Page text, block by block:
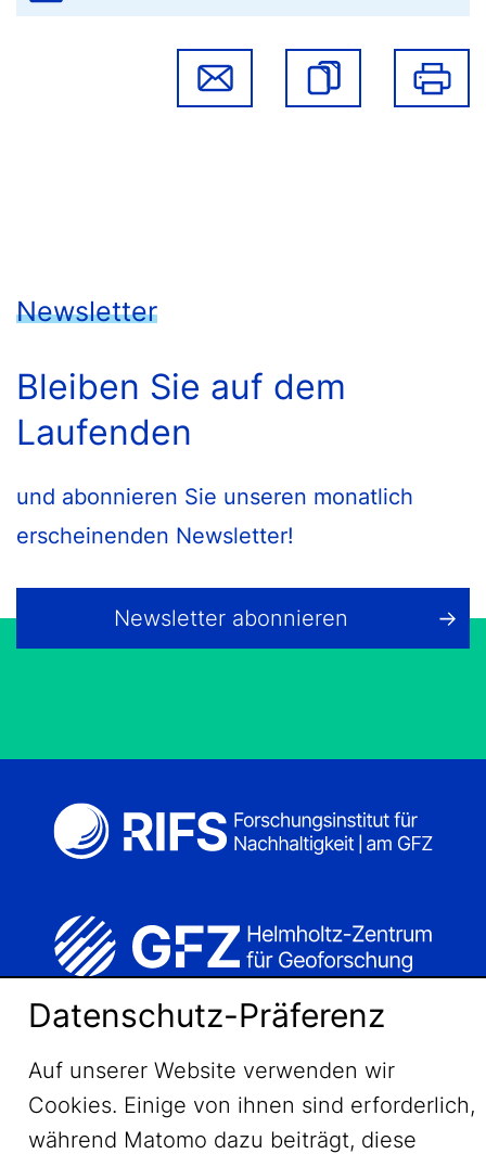
Newsletter
Bleiben Sie auf dem
Laufenden
und abonnieren Sie unseren monatlich
erscheinenden Newsletter!
Newsletter abonnieren
Datenschutz-Präferenz
Auf unserer Website verwenden wir
Cookies. Einige von ihnen sind erforderlich,
während Matomo dazu beiträgt, diese